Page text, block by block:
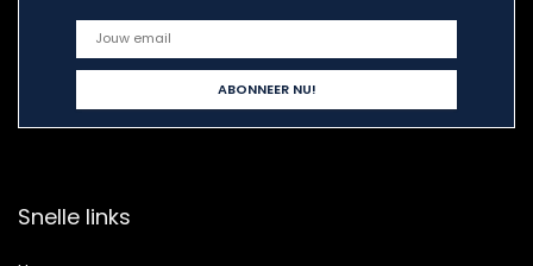
Snelle links